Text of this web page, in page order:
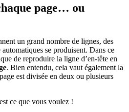
page… ou
un grand nombre de lignes, des
se produisent. Dans ce
de reproduire la ligne d’en-tête en
. Bien entendu, cela vaut également la
est divisée en deux ou plusieurs
ce que vous voulez !